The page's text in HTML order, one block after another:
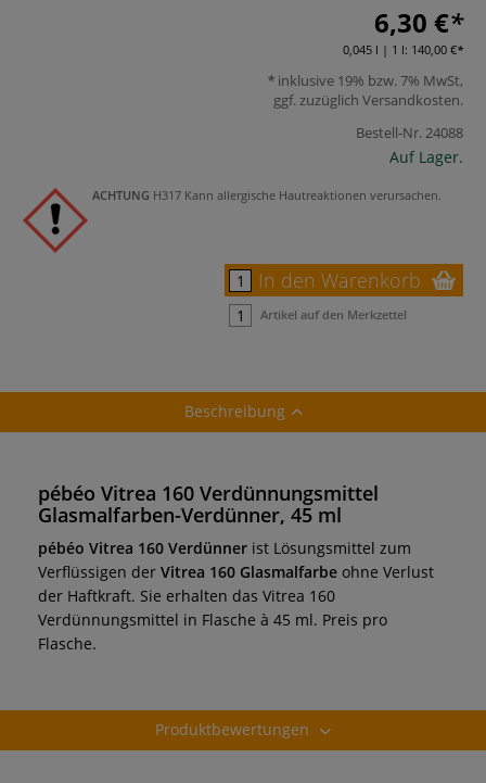
6,30 €
0,045 l | 1 l: 140,00 €
inklusive 19% bzw. 7% MwSt,
ggf. zuzüglich Versandkosten.
Bestell-Nr.24088
Auf Lager.
ACHTUNG H317 Kann allergische Hautreaktionen verursachen.
In den Warenkorb
Artikel auf den Merkzettel
Beschreibung
pébéo Vitrea 160 Verdünnungsmittel
Glasmalfarben-Verdünner, 45 ml
pébéo Vitrea 160 Verdünner ist Lösungsmittel zum
Verflüssigen der Vitrea 160 Glasmalfarbe ohne Verlust
der Haftkraft. Sie erhalten das Vitrea 160
Verdünnungsmittel in Flasche à 45 ml. Preis pro
Flasche.
Produktbewertungen